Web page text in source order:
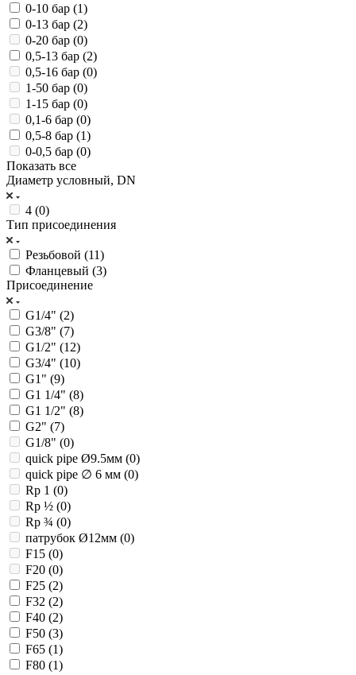
0-10 бар (1)
0-13 бар (2)
0-20 бар (0)
0,5-13 бар (2)
0,5-16 бар (0)
1-50 бар (0)
1-15 бар (0)
0,1-6 бар (0)
0,5-8 бар (1)
0-0,5 бар (0)
Показать все
Диаметр условный, DN
4 (0)
Тип присоединения
Резьбовой (11)
Фланцевый (3)
Присоединение
G1/4" (2)
G3/8" (7)
G1/2" (12)
G3/4" (10)
G1" (9)
G1 1/4" (8)
G1 1/2" (8)
G2" (7)
G1/8" (0)
quick pipe Ø9.5мм (0)
quick pipe ∅ 6 мм (0)
Rp 1 (0)
Rp ½ (0)
Rp ¾ (0)
патрубок Ø12мм (0)
F15 (0)
F20 (0)
F25 (2)
F32 (2)
F40 (2)
F50 (3)
F65 (1)
F80 (1)